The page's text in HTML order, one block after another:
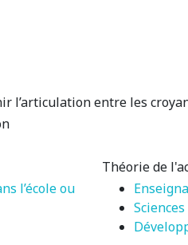
l’articulation entre les
l’école ou
Théorie de
Sciences